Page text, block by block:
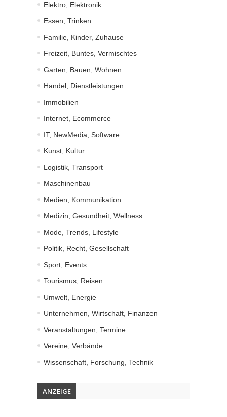
Elektro, Elektronik
Essen, Trinken
Familie, Kinder, Zuhause
Freizeit, Buntes, Vermischtes
Garten, Bauen, Wohnen
Handel, Dienstleistungen
Immobilien
Internet, Ecommerce
IT, NewMedia, Software
Kunst, Kultur
Logistik, Transport
Maschinenbau
Medien, Kommunikation
Medizin, Gesundheit, Wellness
Mode, Trends, Lifestyle
Politik, Recht, Gesellschaft
Sport, Events
Tourismus, Reisen
Umwelt, Energie
Unternehmen, Wirtschaft, Finanzen
Veranstaltungen, Termine
Vereine, Verbände
Wissenschaft, Forschung, Technik
ANZEIGE